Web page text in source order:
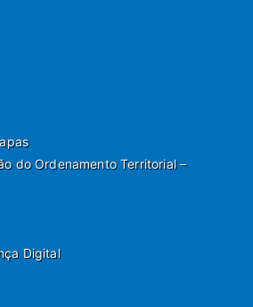
do Ordenamento Territorial –
Digital